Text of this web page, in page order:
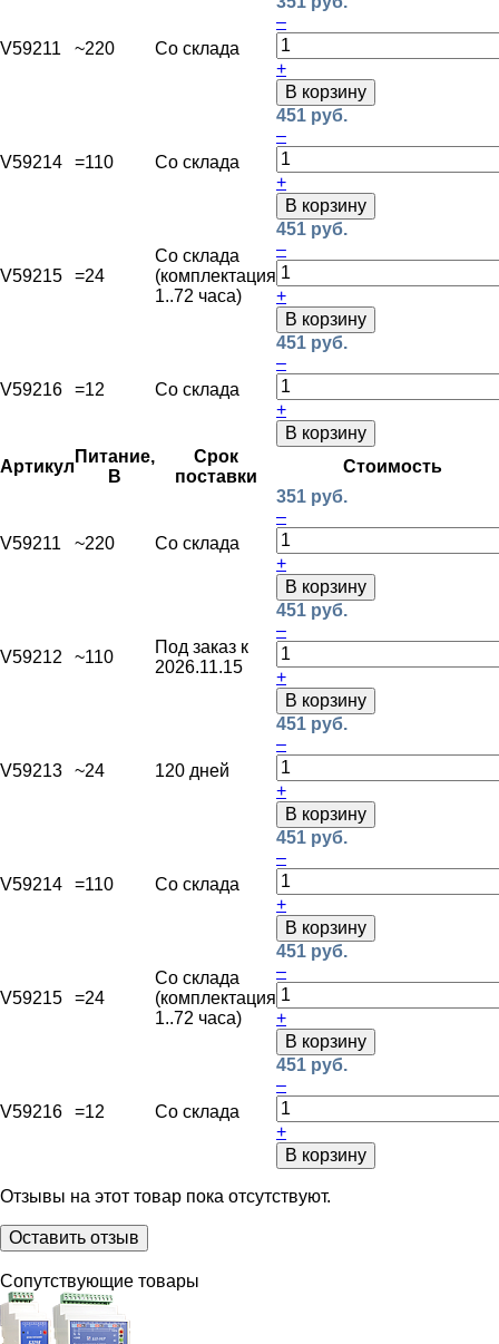
V59211 ~220 Со склада
–
+
В корзину
V59214 =110 Со склада
451 руб.
–
+
В корзину
V59215 =24
Со склада
(комплектация
1..72 часа)
451 руб.
–
+
В корзину
V59216 =12 Со склада
451 руб.
–
+
В корзину
Артикул
Питание,
В
Срок
поставки
Стоимость
V59211 ~220 Со склада
351 руб.
–
+
В корзину
V59212 ~110
Под заказ к
2026.11.15
451 руб.
–
+
В корзину
V59213 ~24 120 дней
451 руб.
–
+
В корзину
V59214 =110 Со склада
451 руб.
–
+
В корзину
V59215 =24
Со склада
(комплектация
1..72 часа)
451 руб.
–
+
В корзину
V59216 =12 Со склада
451 руб.
–
+
В корзину
Отзывы на этот товар пока отсутствуют.
Оставить отзыв
Сопутствующие товары